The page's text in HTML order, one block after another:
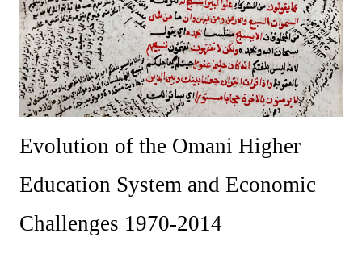
Evolution of the Omani Higher
Education System and Economic
Challenges 1970-2014